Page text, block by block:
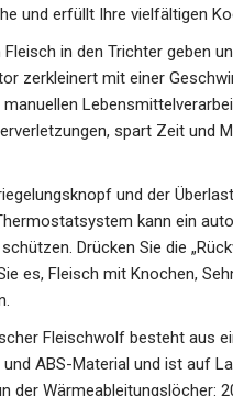
und erfüllt Ihre vielfältigen
Fleisch in den Trichter geben
zerkleinert mit einer
spart Zeit und
und der
kann ein
Drücken Sie die
es, Fleisch mit Knochen,
Fleischwolf besteht aus
ABS-Material und ist auf
der Wärmeableitungslöcher: